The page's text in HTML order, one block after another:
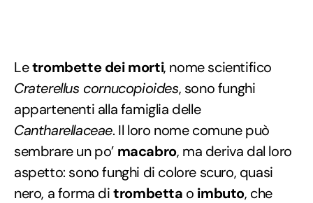
Letrombette dei morti, nome scientifico
Craterellus cornucopioides, sono funghi
appartenenti alla famiglia delle
Cantharellaceae. Il loro nome comune può
sembrare un po’ macabro, ma deriva dal loro
aspetto: sono funghi di colore scuro, quasi
nero, a forma ditrombetta o imbuto, che